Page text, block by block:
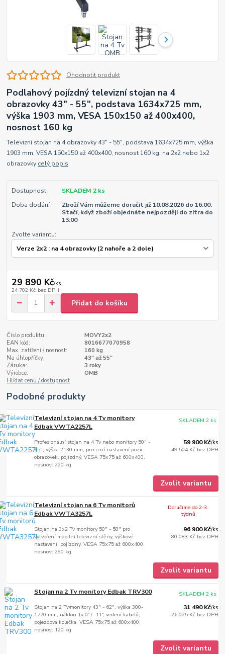
Ohodnotit produkt
Podlahový pojízdný televizní stojan na 4
obrazovky 43" - 55", podstava 1634x725 mm,
výška 1903 mm, VESA 150x150 až 400x400,
nosnost 160 kg
Televizní stojan na 4 obrazovky 43" - 55", podstava 1634x725 mm, výška
1903 mm, VESA 150x150 až 400x400, nosnost 160 kg, na 2x2 nebo 1x2
obrazovky celý popis
Dostupnost
SKLADEM 2 ks
Doba dodání
Zboží Vám můžeme doručit již 10.08.2026 do 16:00.
Stačí, když zboží objednáte nejpozději do zítra do
13:00
Zvolte variantu:
29 890 Kč/ks
24 702 Kč bez DPH
Přidat do košíku
Číslo produktu:
MOVY2x2
EAN kód:
8016677070958
Max. zatížení / nosnost:
160 kg
Na úhlopříčky:
43" až 55"
Záruka:
3 roky
Výrobce:
OMB
Hlídat cenu / dostupnost
Podobné produkty
Televizní stojan na 4 Tv monitory
Edbak VWTA2257L
Profesionální stojan na 4 Tv nebo monitory 50" -
65", výška 2130 mm, precizní nastavení pozic
obrazovek, pojízdný, VESA 75x75 až 600x400,
nosnost 220 kg
59 900 Kč/ks
49 504 Kč bez DPH
SKLADEM 2 ks
Zvolit variantu
Televizní stojan na 6 Tv monitorů
Edbak VWTA3257L
Stojan na 3x2 Tv monitory 50" - 58" pro
vytvoření mobilní televizní stěny, výškové
nastavení, pojízdný, VESA 75x75 až 600x400,
nosnost 290 kg
96 900 Kč/ks
80 083 Kč bez DPH
Doručíme do 2-3.
týdnů
Zvolit variantu
Stojan na 2 Tv monitory Edbak TRV300
Stojan na 2 Tv/monitory 43" - 62", výška 300-
1770 mm, náklon Tv 0° / -11°, vedení kabelů,
pojezdová kolečka, VESA 75x75 až 600x400,
nosnost 120 kg
31 490 Kč/ks
26 025 Kč bez DPH
SKLADEM 2 ks
Zvolit variantu